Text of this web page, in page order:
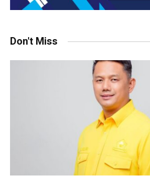
Don't Miss